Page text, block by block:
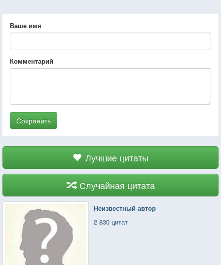
Ваше имя
Комментарий
Сохранить
Лучшие цитаты
Случайная цитата
Неизвестный автор
2 830 цитат